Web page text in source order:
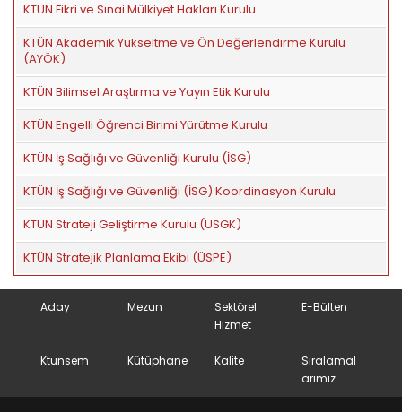
KTÜN Fikri ve Sınai Mülkiyet Hakları Kurulu
KTÜN Akademik Yükseltme ve Ön Değerlendirme Kurulu
(AYÖK)
KTÜN Bilimsel Araştırma ve Yayın Etik Kurulu
KTÜN Engelli Öğrenci Birimi Yürütme Kurulu
KTÜN İş Sağlığı ve Güvenliği Kurulu (İSG)
KTÜN İş Sağlığı ve Güvenliği (İSG) Koordinasyon Kurulu
KTÜN Strateji Geliştirme Kurulu (ÜSGK)
KTÜN Stratejik Planlama Ekibi (ÜSPE)
Aday Mezun
Sektörel
Hizmet
E-Bülten
Ktunsem Kütüphane Kalite
Sıralamal
arımız